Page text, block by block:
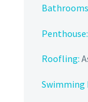
Bathrooms
Penthouse:
Roofling:
Swimming